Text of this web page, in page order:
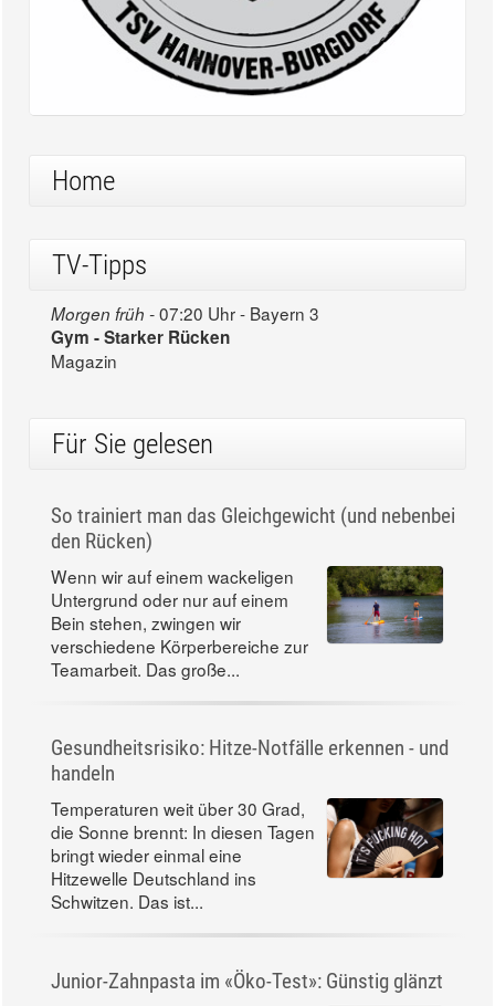
Home
TV-Tipps
Morgen früh -07:20 Uhr - Bayern 3
Gym - Starker Rücken
Magazin
Für Sie gelesen
So trainiert man das Gleichgewicht (und nebenbei
den Rücken)
Wenn wir auf einem wackeligen
Untergrund oder nur auf einem
Bein stehen, zwingen wir
verschiedene Körperbereiche zur
Teamarbeit. Das große...
Gesundheitsrisiko: Hitze-Notfälle erkennen - und
handeln
Temperaturen weit über 30 Grad,
die Sonne brennt: In diesen Tagen
bringt wieder einmal eine
Hitzewelle Deutschland ins
Schwitzen. Das ist...
Junior-Zahnpasta im «Öko-Test»: Günstig glänzt